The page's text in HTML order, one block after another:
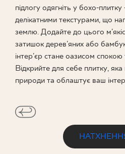
МІЙ
підлогу одягніть у бохо-
делікатними текстурами, що
землю. Додайте до цього
затишок дерев'яних або
інтер'єр стане оазисом
Відкрийте для себе плитку,
природи та облаштує ваш